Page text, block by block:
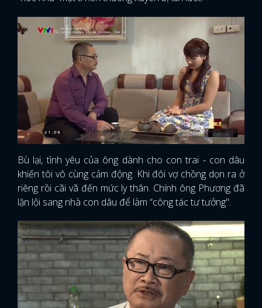
Bù lại, tình yêu của ông dành cho con trai - con dâu
khiến tôi vô cùng cảm động. Khi đôi vợ chồng dọn ra ở
riêng rồi cãi vã đến mức ly thân. Chính ông Phương đã
lặn lội sang nhà con dâu để làm “công tác tư tưởng".